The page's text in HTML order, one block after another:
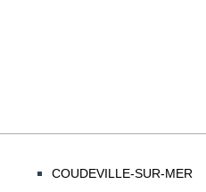
COUDEVILLE-SUR-MER